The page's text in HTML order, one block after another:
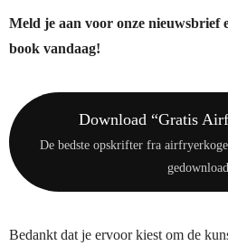
Meld je aan voor onze nieuwsbrief
book vandaag!
Download “Gratis
De bedste opskrifter fra
Bedankt dat je ervoor kiest om de